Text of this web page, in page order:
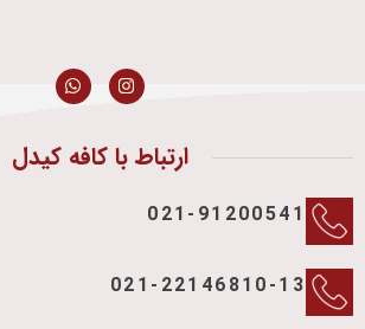
ارتباط با کافه کیدل
021-91200541
021-22146810-13